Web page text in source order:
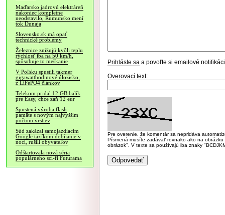
Maďarsko jadrovú elektráreň
nakoniec kompletne
neodstavilo, Rumunsko mení
tok Dunaja
Slovensko.sk má opäť
technické problémy
Železnice znižujú kvôli teplu
rýchlosť iba na 50 km/h,
spôsobuje to meškanie
V Poľsku spustili takmer
gigawatthodinové úložisko,
z LiFePO4 článkov
Telekom pridal 12 GB balík
pre Easy, chce zaň 12 eur
Spustená výroba flash
pamäte s novým najvyšším
počtom vrstiev
Súd zakázal samojazdiacim
Google taxíkom dobíjanie v
noci, rušili obyvateľov
Odštartovala nová séria
populárneho sci-fi Futurama
Prihláste sa a povoľte si emailové
Overovací text:
Pre overenie, že komentár sa nepridáva
Písmená musíte zadávať rovnako ako na
obrázok". V texte sa používajú iba znaky